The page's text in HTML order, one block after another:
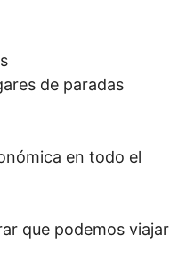
de paradas
en todo el
que podemos viajar